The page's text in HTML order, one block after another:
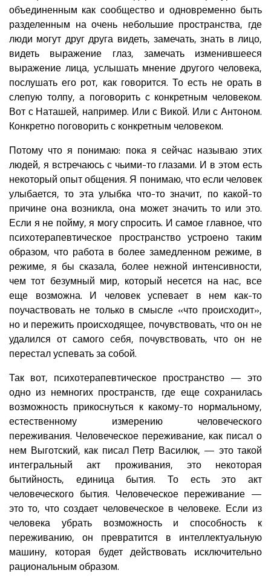
объединенным как сообщество и одновременно быть
разделенным на очень небольшие пространства, где
люди могут друг друга видеть, замечать, знать в лицо,
видеть выражение глаз, замечать изменившееся
выражение лица, услышать мнение другого человека,
послушать его рот, как говорится. То есть не орать в
слепую толпу, а поговорить с конкретным человеком.
Вот с Наташей, например. Или с Викой. Или с Антоном.
Конкретно поговорить с конкретным человеком.
Потому что я понимаю: пока я сейчас называю этих
людей, я встречаюсь с чьими-то глазами. И в этом есть
некоторый опыт общения. Я понимаю, что если человек
улыбается, то эта улыбка что-то значит, по какой-то
причине она возникла, она может значить то или это.
Если я не пойму, я могу спросить. И самое главное, что
психотерапевтическое пространство устроено таким
образом, что работа в более замедленном режиме, в
режиме, я бы сказала, более нежной интенсивности,
чем тот безумный мир, который несется на нас, все
еще возможна. И человек успевает в нем как-то
поучаствовать не только в смысле «что происходит»,
но и пережить происходящее, почувствовать, что он не
удалился от самого себя, почувствовать, что он не
перестал успевать за собой.
Так вот, психотерапевтическое пространство — это
одно из немногих пространств, где еще сохранилась
возможность прикоснуться к какому-то нормальному,
естественному измерению человеческого
переживания. Человеческое переживание, как писал о
нем Выготский, как писал Петр Василюк, — это такой
интегральный акт проживания, это некоторая
бытийность, единица бытия. То есть это акт
человеческого бытия. Человеческое переживание —
это то, что создает человеческое в человеке. Если из
человека убрать возможность и способность к
переживанию, он превратится в интеллектуальную
машину, которая будет действовать исключительно
рациональным образом.